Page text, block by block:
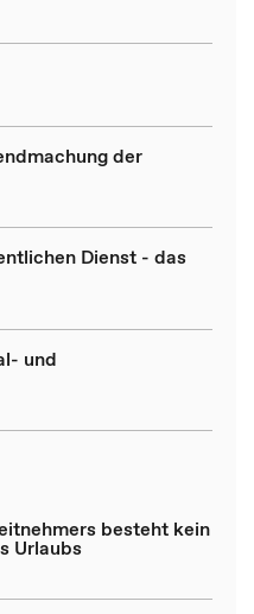
der
Dienst - das
und
besteht kein
Urlaubs